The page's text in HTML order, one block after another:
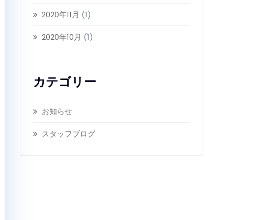
2020年11月 (1)
2020年10月 (1)
カテゴリー
お知らせ
スタッフブログ